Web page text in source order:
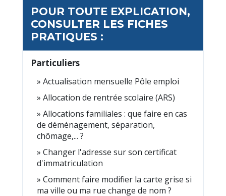
POUR TOUTE EXPLICATION,
CONSULTER LES FICHES
PRATIQUES :
Particuliers
Actualisation mensuelle Pôle emploi
Allocation de rentrée scolaire (ARS)
Allocations familiales : que faire en cas
de déménagement, séparation,
chômage,... ?
Changer l'adresse sur son certificat
d'immatriculation
Comment faire modifier la carte grise si
ma ville ou ma rue change de nom ?